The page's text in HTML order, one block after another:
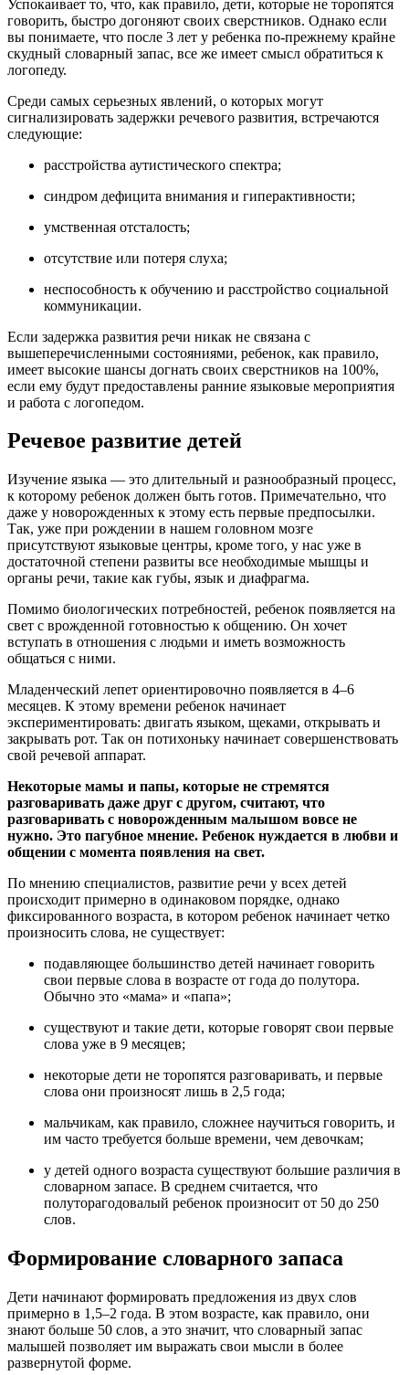
Успокаивает то, что, как правило, дети, которые не торопятся
говорить, быстро догоняют своих сверстников. Однако если
вы понимаете, что после 3 лет у ребенка по-прежнему крайне
скудный словарный запас, все же имеет смысл обратиться к
логопеду.
Среди самых серьезных явлений, о которых могут
сигнализировать задержки речевого развития, встречаются
следующие:
расстройства аутистического спектра;
синдром дефицита внимания и гиперактивности;
умственная отсталость;
отсутствие или потеря слуха;
неспособность к обучению и расстройство социальной
коммуникации.
Если задержка развития речи никак не связана с
вышеперечисленными состояниями, ребенок, как правило,
имеет высокие шансы догнать своих сверстников на 100%,
если ему будут предоставлены ранние языковые мероприятия
и работа с логопедом.
Речевое развитие детей
Изучение языка — это длительный и разнообразный процесс,
к которому ребенок должен быть готов. Примечательно, что
даже у новорожденных к этому есть первые предпосылки.
Так, уже при рождении в нашем головном мозге
присутствуют языковые центры, кроме того, у нас уже в
достаточной степени развиты все необходимые мышцы и
органы речи, такие как губы, язык и диафрагма.
Помимо биологических потребностей, ребенок появляется на
свет с врожденной готовностью к общению. Он хочет
вступать в отношения с людьми и иметь возможность
общаться с ними.
Младенческий лепет ориентировочно появляется в 4–6
месяцев. К этому времени ребенок начинает
экспериментировать: двигать языком, щеками, открывать и
закрывать рот. Так он потихоньку начинает совершенствовать
свой речевой аппарат.
Некоторые мамы и папы, которые не стремятся
разговаривать даже друг с другом, считают, что
разговаривать с новорожденным малышом вовсе не
нужно. Это пагубное мнение. Ребенок нуждается в любви и
общении с момента появления на свет.
По мнению специалистов, развитие речи у всех детей
происходит примерно в одинаковом порядке, однако
фиксированного возраста, в котором ребенок начинает четко
произносить слова, не существует:
подавляющее большинство детей начинает говорить
свои первые слова в возрасте от года до полутора.
Обычно это «мама» и «папа»;
существуют и такие дети, которые говорят свои первые
слова уже в 9 месяцев;
некоторые дети не торопятся разговаривать, и первые
слова они произносят лишь в 2,5 года;
мальчикам, как правило, сложнее научиться говорить, и
им часто требуется больше времени, чем девочкам;
у детей одного возраста существуют большие различия в
словарном запасе. В среднем считается, что
полуторагодовалый ребенок произносит от 50 до 250
слов.
Формирование словарного запаса
Дети начинают формировать предложения из двух слов
примерно в 1,5–2 года. В этом возрасте, как правило, они
знают больше 50 слов, а это значит, что словарный запас
малышей позволяет им выражать свои мысли в более
развернутой форме.